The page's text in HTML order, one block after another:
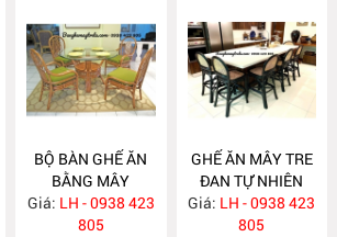
BỘ BÀN GHẾ ĂN
BẰNG MÂY
MA782
Giá: LH - 0938 423
805
GHẾ ĂN MÂY TRE
ĐAN TỰ NHIÊN
MA781
Giá: LH - 0938 423
805